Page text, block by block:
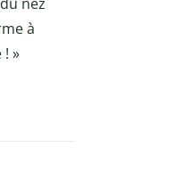
à
! »